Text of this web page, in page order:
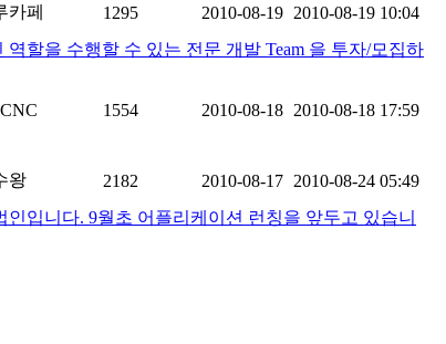
카페 1295 2010-08-19 2010-08-19 10:04
할을 수행할 수 있는 전문 개발 Team 을 투자/모집하
1554 2010-08-18 2010-08-18 17:59
왕 2182 2010-08-17 2010-08-24 05:49
입니다. 9월초 어플리케이션 런칭을 앞두고 있습니